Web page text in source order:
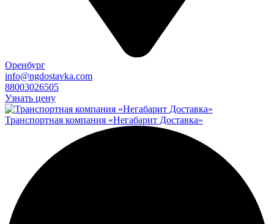
Оренбург
info@ngdostavka.com
88003026505
Узнать цену
Транспортная компания «Негабарит Доставка»